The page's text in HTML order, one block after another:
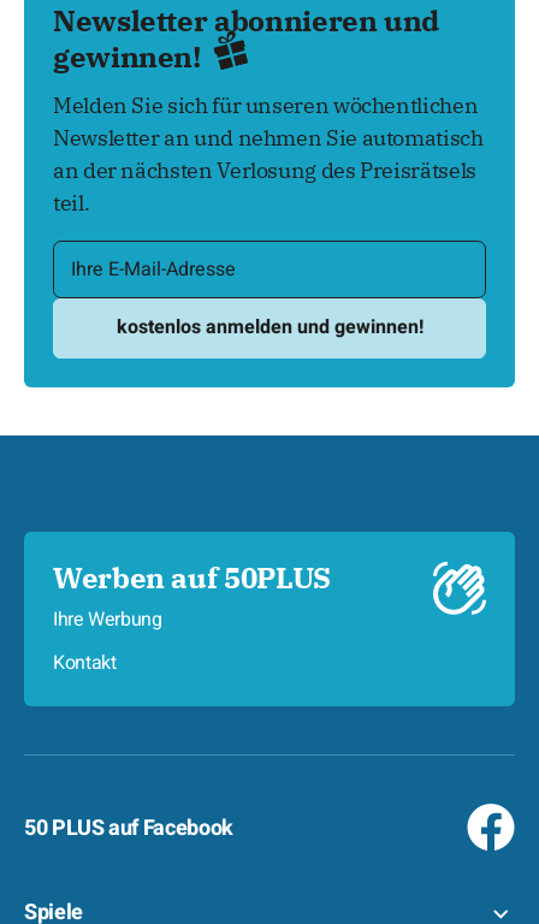
Newsletter abonnieren und
gewinnen!
Melden Sie sich für unseren wöchentlichen
Newsletter an und nehmen Sie automatisch
an der nächsten Verlosung des Preisrätsels
teil.
Werben auf 50PLUS
Ihre Werbung
Kontakt
50 PLUS auf Facebook
Spiele